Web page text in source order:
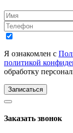
Я ознакомлен с
политикой
обработку
Записаться
Заказать звонок